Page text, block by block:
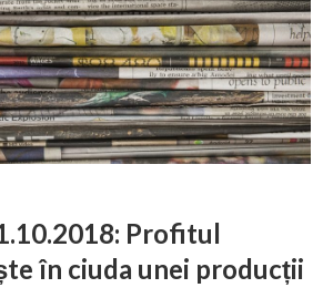
Profitul
în ciuda unei producții